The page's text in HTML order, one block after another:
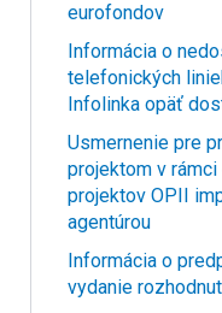
eurofondov
Informácia o
telefonických
Infolinka opäť
Usmernenie pre
projektom v
projektov OPII
agentúrou
Informácia o
vydanie